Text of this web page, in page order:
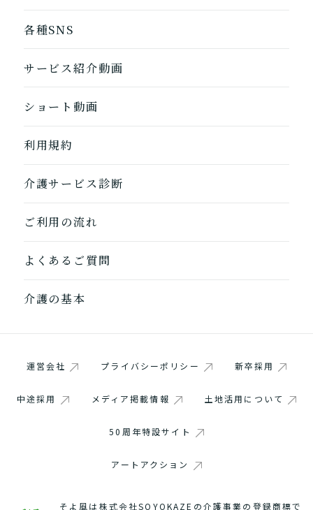
1つ前に戻る
1つ前に戻る
1つ前に戻る
1つ前に戻る
1つ前に戻る
1つ前に戻る
1つ前に戻る
各種SNS
サービス紹介動画
ショート動画
利用規約
介護サービス診断
ご利用の流れ
よくあるご質問
介護の基本
運営会社 プライバシーポリシー 新卒採用
中途採用 メディア掲載情報 土地活用について
50周年特設サイト
アートアクション
そよ風は株式会社SOYOKAZEの介護事業の登録商標で